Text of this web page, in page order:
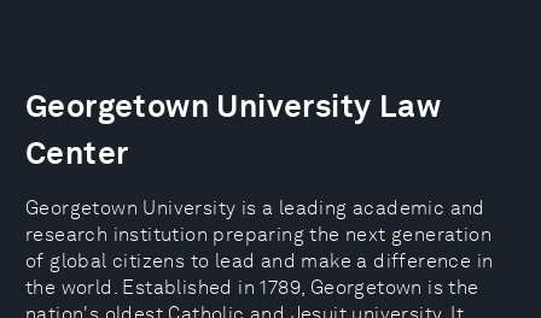
Georgetown University Law
Center
Georgetown University is a leading academic and
research institution preparing the next generation
of global citizens to lead and make a difference in
the world. Established in 1789, Georgetown is the